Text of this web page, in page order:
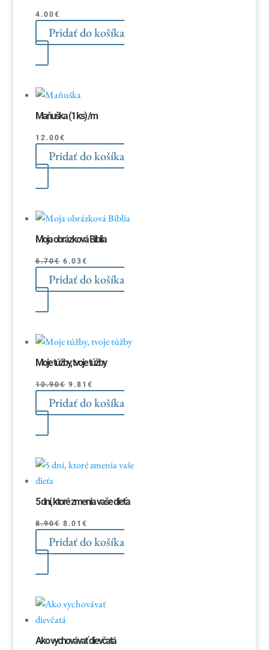
4.00€
Pridať do košíka
Maňuška (1 ks) /m
12.00€
Pridať do košíka
Moja obrázková Biblia
6.70€ Pôvodná
cena
bola:
6.03€
cena
je:
Pridať do košíka
Moje túžby, tvoje túžby
10.90€ Pôvodná
cena
bola:
9.81 €
cena
je:
Pridať do košíka
5 dní, ktoré zmenia vaše dieťa
8.90€ Pôvodná
cena
bola:
8.01 €
cena
je:
Pridať do košíka
Ako vychovávať dievčatá